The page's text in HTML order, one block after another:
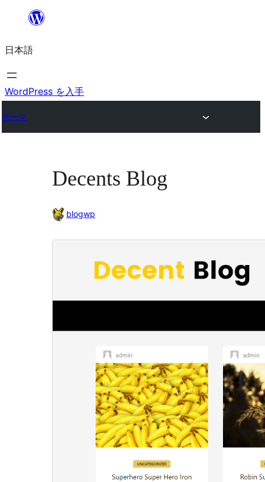
を
ス
キ
プ
日本語
WordPress を入手
テーマ
Decents Blog
blogwp